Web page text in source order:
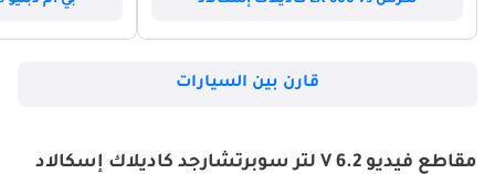
قارن بين السيارات
مقاطع فيديو V 6.2 لتر سوبرتشارجد كاديلاك إسكالاد